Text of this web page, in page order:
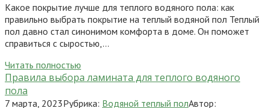
Какое покрытие лучше для теплого водяного пола: как
правильно выбрать покрытие на теплый водяной пол Теплый
пол давно стал синонимом комфорта в доме. Он поможет
справиться с сыростью,…
Читать полностью
Правила выбора ламината для теплого водяного
пола
7 марта, 2023Рубрика: Водяной теплый полАвтор: